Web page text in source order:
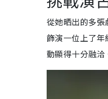
從她晒出的多
飾演一位上了
動顯得十分融洽